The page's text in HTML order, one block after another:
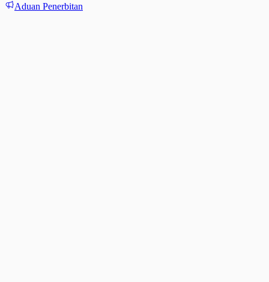
Aduan Penerbitan